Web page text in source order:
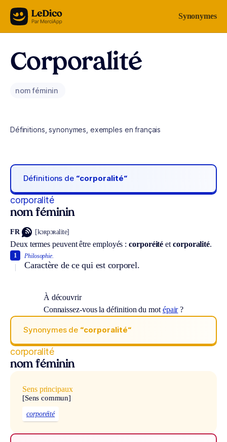
Aller au contenu Synonymes
Corporalité
nom féminin
Définitions, synonymes, exemples en français
Définitions de “corporalité“
corporalité
nom féminin
FR [kɔʀpɔʀalite]
Deux termes peuvent être employés :corporéité etcorporalité.
Philosophie.
Caractère de ce qui est corporel.
1
À découvrir
Connaissez-vous la définition du mot épair?
Synonymes de “corporalité“
corporalité
nom féminin
Sens principaux
[Sens commun]
corporéité